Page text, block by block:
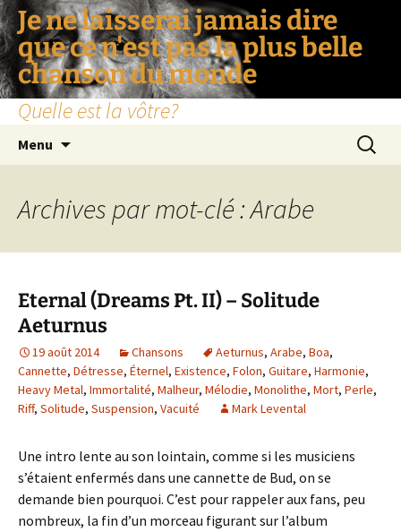
Je ne laisserai jamais dire
que ce n'est pas la plus belle
chanson du monde
Quelle est la vôtre?
Menu
Archives par mot-clé : Arabe
Eternal (Dreams Pt. II) – Solitude
Aeturnus
19 août 2014 Chansons Aeturnus, Arabe, Boa,
Cannette, Détresse, Éternel, Existence, Folon, Guitare, Harmonie,
Heavy Metal, Immortalité, Malheur, Mélodie, Monolithe, Mort, Perle,
Riff, Solitude, Suspension, Vacuité Mark Levental
Une intro lente au son lointain, comme si les musiciens
s’étaient enfermés dans une cannette de Bud, on se
demande bien pourquoi. C’est pour rappeler aux fans, peu
nombreux, la fin d’un morceau figurant sur l’album